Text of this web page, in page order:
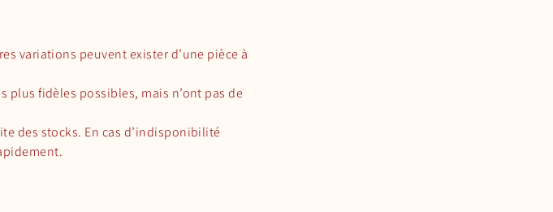
variations peuvent exister d’une pièce à
fidèles possibles, mais n’ont pas de
des stocks. En cas d’indisponibilité